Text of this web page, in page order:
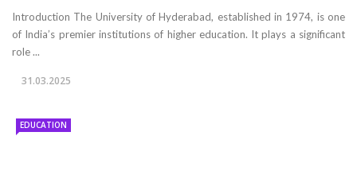
Introduction The University of Hyderabad, established in 1974, is one
of India’s premier institutions of higher education. It plays a significant
role ...
31.03.2025
EDUCATION